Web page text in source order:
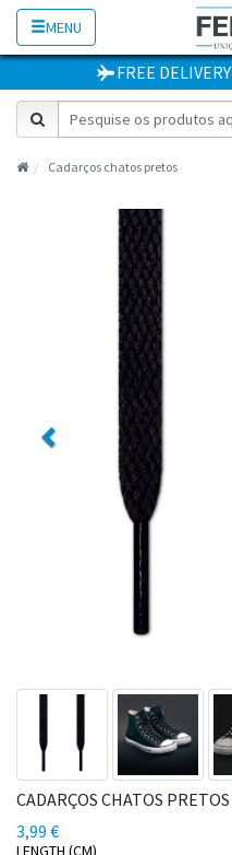
MENU
FREE DELIVERY
Cadarços chatos pretos
Previous
CADARÇOS CHATOS PRETOS
3,99 €
LENGTH (CM)